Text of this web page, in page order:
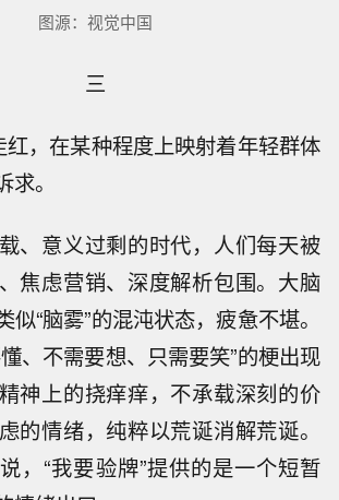
图源：视觉中国
​三
红，在某种程度上映射着年轻群体
。
、意义过剩的时代，人们每天被
焦虑营销、深度解析包围。大脑
似“脑雾”的混沌状态，疲惫不堪。
、不需要想、只需要笑”的梗出现
神上的挠痒痒，不承载深刻的价
的情绪，纯粹以荒诞消解荒诞。
，“我要验牌”提供的是一个短暂